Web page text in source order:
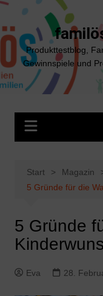
Zum
springen
Produkttestblog,
Gewinnspiele und
Start
Magazin
5 Gründe für die
5 Gründe
Eva 28.